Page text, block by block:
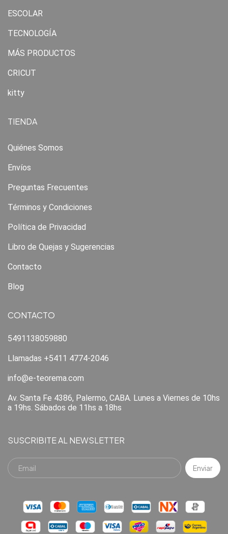
ESCOLAR
TECNOLOGÍA
MÁS PRODUCTOS
CRICUT
kitty
TIENDA
Quiénes Somos
Envíos
Preguntas Frecuentes
Términos y Condiciones
Política de Privacidad
Libro de Quejas y Sugerencias
Contacto
Blog
CONTACTO
5491138059880
Llamadas +5411 4774-2046
info@e-teorema.com
Av. Santa Fe 4386, Palermo, CABA. Lunes a Viernes de 10hs
a 19hs. Sábados de 11hs a 18hs
SUSCRIBITE AL NEWSLETTER